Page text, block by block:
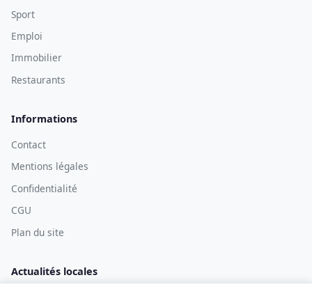
Sport
Emploi
Immobilier
Restaurants
Informations
Contact
Mentions légales
Confidentialité
CGU
Plan du site
Actualités locales